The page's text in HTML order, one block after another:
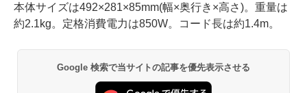
本体サイズは492×281×85mm(幅×奥行き×高さ)。重量は
約2.1kg。定格消費電力は850W。コード長は約1.4m。
Google 検索で当サイトの記事を優先表示させる